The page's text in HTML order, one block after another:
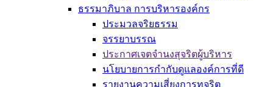
ธรรมาภิบาล การบริหารองค์กร
ประมวลจริยธรรม
จรรยาบรรณ
ประกาศเจตจำนงสุจริตผู้บริหาร
นโยบายการกำกับดูแลองค์การที่ดี
รายงานความเสี่ยงการทุจริต